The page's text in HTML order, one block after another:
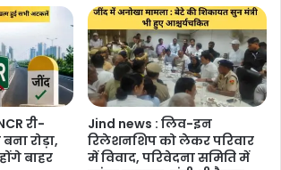
री-
रोड़ा,
बाहर
Jind news : लिव-इन
रिलेशनशिप को लेकर परिवार
में विवाद, परिवेदना समिति में